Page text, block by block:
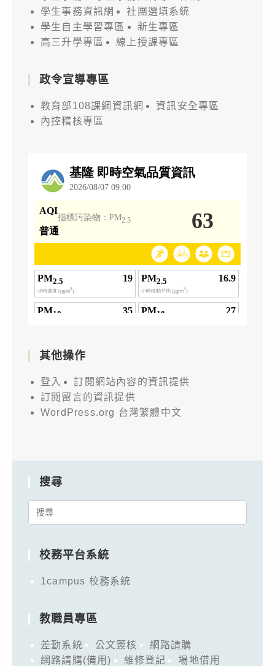
學生事務資訊網
社團選填系統
學生自主學習專區
新生專區
高三升學專區
線上授課專區
政令宣導專區
教育部108課綱資訊網
資訊安全專區
內控稽核專區
其他操作
登入
訂閱網站內容的資訊提供
訂閱留言的資訊提供
WordPress.org 台灣繁體中文
搜尋
Search
校務平台系統
1campus 校務系統
教職員專區
差勤系統 公文簽核
網路請購
網路請購(備用)
維修登記
場地借用